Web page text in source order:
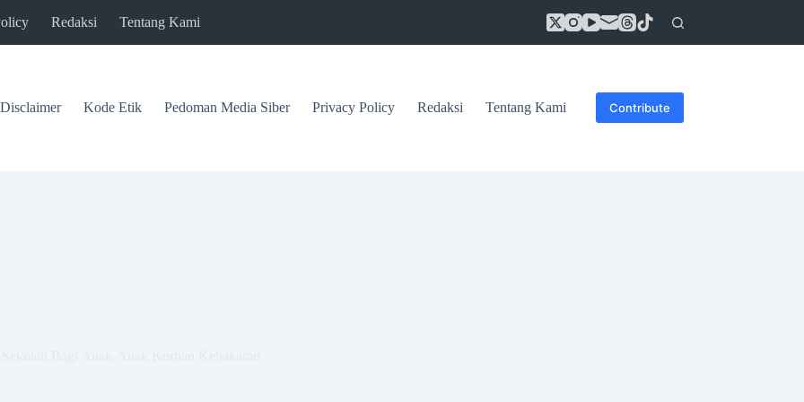
Redaksi Tentang Kami
Disclaimer Kode Etik Pedoman Media Siber Privacy Policy Redaksi Tentang Kami Contribute